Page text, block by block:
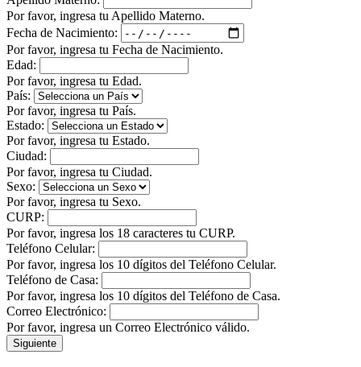
Por favor, ingresa tu Apellido Materno.
Fecha de Nacimiento:
Por favor, ingresa tu Fecha de Nacimiento.
Edad:
Por favor, ingresa tu Edad.
País:
Por favor, ingresa tu País.
Estado:
Por favor, ingresa tu Estado.
Ciudad:
Por favor, ingresa tu Ciudad.
Sexo:
Por favor, ingresa tu Sexo.
CURP:
Por favor, ingresa los 18 caracteres tu CURP.
Teléfono Celular:
Por favor, ingresa los 10 dígitos del Teléfono Celular.
Teléfono de Casa:
Por favor, ingresa los 10 dígitos del Teléfono de Casa.
Correo Electrónico:
Por favor, ingresa un Correo Electrónico válido.
Siguiente